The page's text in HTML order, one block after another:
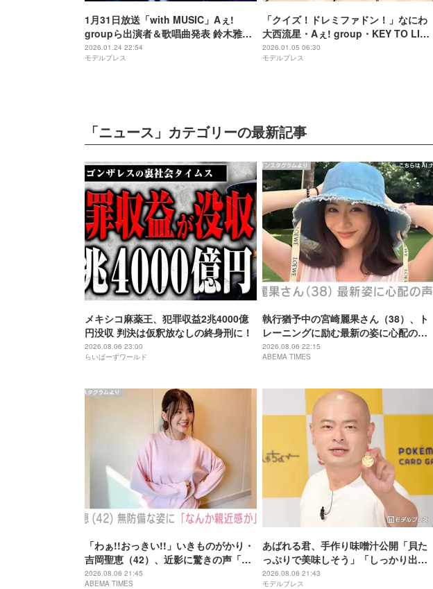
1月31日放送「with MUSIC」Aぇ!
groupら出演者＆歌唱曲発表 鈴木雅之
＆篠原涼子はTV初コラボ歌唱
2026.01.24 22:54
モデルプレス
「クイズ！ドレミファドン！」なにわ
大西流星・Aぇ! group・KEY TO LIT
猪狩蒼弥が三つ巴の争い 見どころ＆コ
メント到着
2026.01.05 06:30
モデルプレス
「ニュース」カテゴリーの最新記事
メキシコ麻薬王、犯罪収益2兆4000億
円没収 判決は仮釈放なしの終身刑に！
2026.08.06 23:00
らいばーずワールド
執行猶予中の宮崎麗果さん（38）、ト
レーニングに励む最新の姿に心配の声
「痩せ過ぎ」「なんだか痛々しい…」
2026.08.06 22:15
ABEMA TIMES
「わぁ!!おっきい!!」いきものがかり・
吉岡聖恵（42）、近影に驚きの声「な
にこれ…大好き」「なんか親近感が」
2026.08.06 21:45
ABEMA TIMES
あばれる君、手作り味噌汁公開「貝た
っぷりで美味しそう」「しっかり出汁
が出てそう」の声
2026.08.06 21:43
モデルプレス